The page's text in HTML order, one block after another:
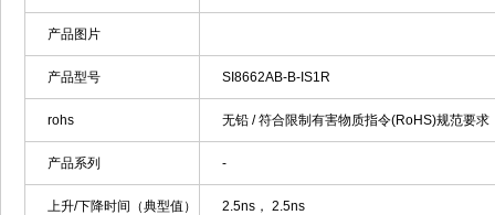
产品图片
产品型号 SI8662AB-B-IS1R
rohs 无铅 / 符合限制有害物质指令(RoHS)规范要求
产品系列 -
上升/下降时间（典型值） 2.5ns， 2.5ns